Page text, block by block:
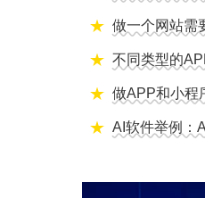
做一个网站需
不同类型的
做APP和小程
AI软件举例：